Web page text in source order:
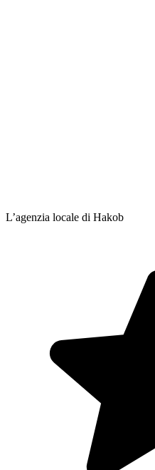
L’agenzia locale di Hakob